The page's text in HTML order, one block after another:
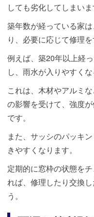
しても劣化してしまいま
築年数が経っている家
り、必要に応じて修理
例えば、築20年以上経
し、雨水が入りやすくな
これは、木材やアルミ
の影響を受けて、強度
です。
また、サッシのパッキ
きやすくなります。
定期的に窓枠の状態を
れば、修理したり交換
う。